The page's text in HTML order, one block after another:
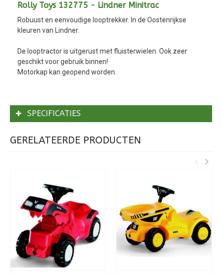
Rolly Toys 132775 - Lindner Minitrac
Robuust en eenvoudige looptrekker. In de Oostenrijkse
kleuren van Lindner.
De looptractor is uitgerust met fluisterwielen. Ook zeer
geschikt voor gebruik binnen!
Motorkap kan geopend worden.
SPECIFICATIES
GERELATEERDE PRODUCTEN